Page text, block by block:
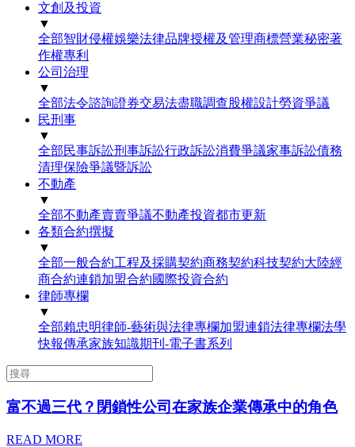
文創及投資
▼
全部智財侵權娛樂法律品牌授權及管理商標營業秘密著
作權專利
公司治理
▼
全部法令諮詢證券交易法盡職調查股權設計勞資爭議
民刑事
▼
全部民事訴訟刑事訴訟行政訴訟消費爭議家事訴訟債務
清理保險爭議暨訴訟
不動產
▼
全部不動產賣賣爭議不動產投資都市更新
各類合約撰擬
▼
全部一般合約工程及採購契約商務契約科技契約大陸經
商合約連鎖加盟合約國際投資合約
律師專欄
▼
全部賴忠明律師-藝術與法律專欄加盟連鎖法律專欄法學
快報傳承家族知識期刊-電子書系列
富不過三代？閉鎖性公司在家族企業傳承中的角色
READ MORE